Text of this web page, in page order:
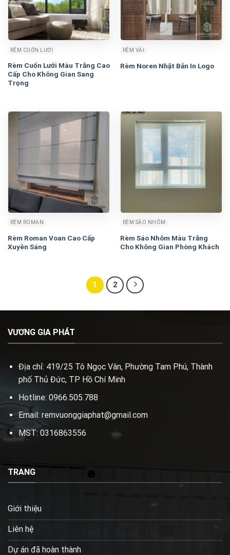
RÈM CUỐN LƯỚI
Rèm Cuốn Lưới Màu Trắng Cao
Cấp Cho Không Gian Sang
Trọng
RÈM VẢI
Rèm Noren Nhật Bản In Logo
RÈM ROMAN
Rèm Roman Voan Cao Cấp
Xuyên Sáng
RÈM SÁO NHÔM
Rèm Sáo Nhôm Màu Trắng
Cho Không Gian Phòng Khách
1 2
VƯƠNG GIA PHÁT
Địa chỉ: 419/25 Tô Ngọc Vân, Phường Tam Phú, Thành
phố Thủ Đức, TP Hồ Chí Minh
Hotline: 0966.505.788
Email: remvuonggiaphat@gmail.com
MST: 0316863556
TRANG
Giới thiệu
Liên hệ
Dự án đã hoàn thành